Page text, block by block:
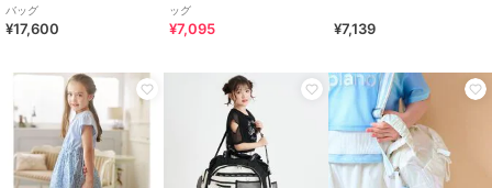
バッグ
¥17,600
ッグ
¥7,095 ¥7,139